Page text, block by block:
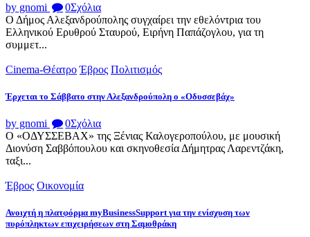
by gnomi 0Σχόλια
Ο Δήμος Αλεξανδρούπολης συγχαίρει την εθελόντρια του
Ελληνικού Ερυθρού Σταυρού, Ειρήνη Παπάζογλου, για τη
συμμετ...
Cinema-Θέατρο Έβρος Πολιτισμός
Έρχεται το Σάββατο στην Αλεξανδρούπολη ο «Οδυσσεβάχ»
by gnomi 0Σχόλια
Ο «ΟΔΥΣΣΕΒΑΧ» της Ξένιας Καλογεροπούλου, με μουσική
Διονύση Σαββόπουλου και σκηνοθεσία Δήμητρας Λαρεντζάκη,
ταξι...
Έβρος Οικονομία
Ανοιχτή η πλατφόρμα myBusinessSupport για την ενίσχυση των
πυρόπληκτων επιχειρήσεων στη Σαμοθράκη